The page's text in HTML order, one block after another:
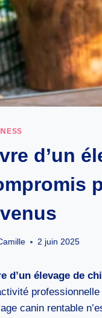
d’un
2 juin 2025
d’un élevage de
canin rentable